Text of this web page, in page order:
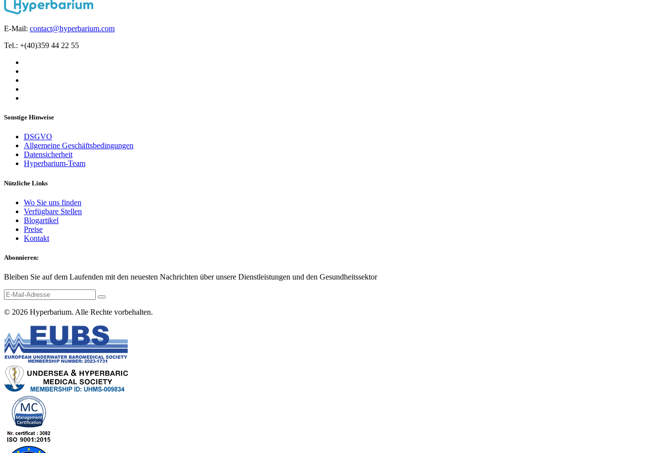
E-Mail: contact@hyperbarium.com
Tel.: +(40)359 44 22 55
Sonstige Hinweise
DSGVO
Allgemeine Geschäftsbedingungen
Datensicherheit
Hyperbarium-Team
Nützliche Links
Wo Sie uns finden
Verfügbare Stellen
Blogartikel
Preise
Kontakt
Abonnieren:
Bleiben Sie auf dem Laufenden mit den neuesten Nachrichten über unsere Dienstleistungen und den Gesundheitssektor
© 2026 Hyperbarium. Alle Rechte vorbehalten.